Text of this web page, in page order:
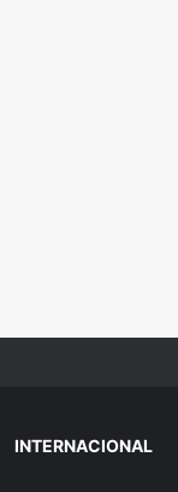
mu3rt3 de César
INTERNACIONAL